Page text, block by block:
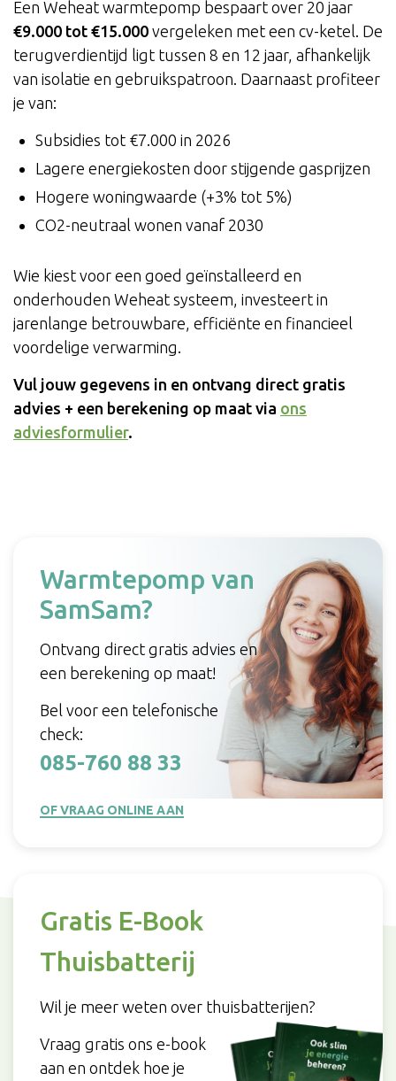
Een Weheat warmtepomp bespaart over 20 jaar
€9.000 tot €15.000 vergeleken met een cv-ketel. De
terugverdientijd ligt tussen 8 en 12 jaar, afhankelijk
van isolatie en gebruikspatroon. Daarnaast profiteer
je van:
Subsidies tot €7.000 in 2026
Lagere energiekosten door stijgende gasprijzen
Hogere woningwaarde (+3% tot 5%)
CO2-neutraal wonen vanaf 2030
Wie kiest voor een goed geïnstalleerd en
onderhouden Weheat systeem, investeert in
jarenlange betrouwbare, efficiënte en financieel
voordelige verwarming.
Vul jouw gegevens in en ontvang direct gratis
advies + een berekening op maat via ons
adviesformulier.
Warmtepomp van
SamSam?
Ontvang direct gratis advies en
een berekening op maat!
Bel voor een telefonische
check:
085-760 88 33
OF VRAAG ONLINE AAN
Gratis E-Book
Thuisbatterij
Wil je meer weten over thuisbatterijen?
Vraag gratis ons e-book
aan en ontdek hoe je